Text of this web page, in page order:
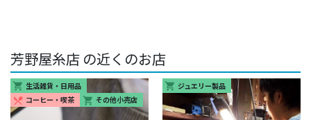
芳野屋糸店 の近くのお店
shopping_cart 生活雑貨・日用品
restaurant_menu コーヒー・喫茶 shopping_cart その他小売店
shopping_cart ジュエリー製品